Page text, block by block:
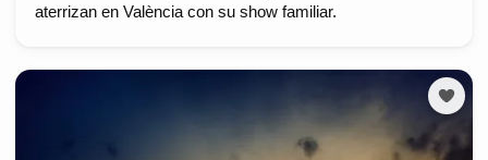
aterrizan en València con su show familiar.